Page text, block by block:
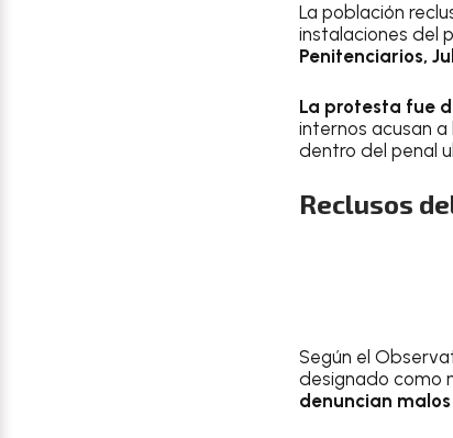
La población
instalaciones del
Penitenciarios,
La protesta fue
internos acusan
dentro del penal
Reclusos
Según el
designado como
denuncian